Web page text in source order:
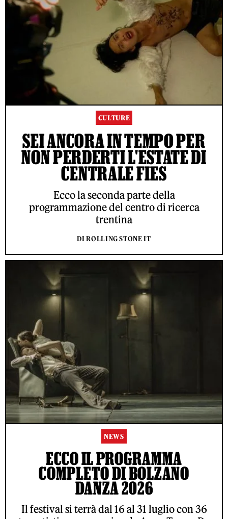
CULTURE
SEI ANCORA IN TEMPO PER
NON PERDERTI L'ESTATE DI
CENTRALE FIES
Ecco la seconda parte della
programmazione del centro di ricerca
trentina
DI ROLLING STONE IT
NEWS
ECCO IL PROGRAMMA
COMPLETO DI BOLZANO
DANZA 2026
Il festival si terrà dal 16 al 31 luglio con 36